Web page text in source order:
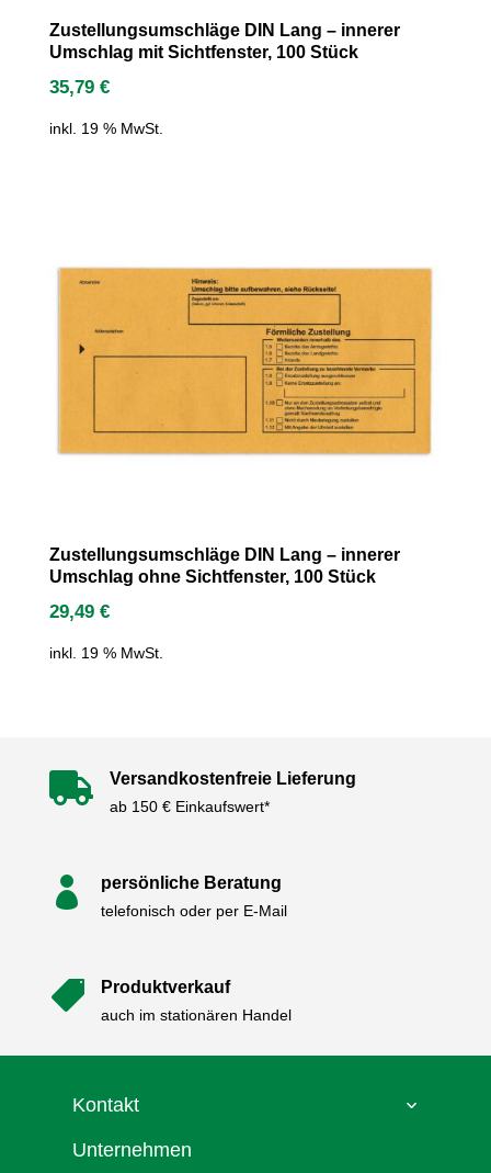
Zustellungsumschläge DIN Lang – innerer
Umschlag mit Sichtfenster, 100 Stück
35,79 €
inkl. 19 % MwSt.
Zustellungsumschläge DIN Lang – innerer
Umschlag ohne Sichtfenster, 100 Stück
29,49 €
inkl. 19 % MwSt.
 Versandkostenfreie Lieferung
ab 150 € Einkaufswert*
 persönliche Beratung
telefonisch oder per E-Mail
 Produktverkauf
auch im stationären Handel
Kontakt
Unternehmen